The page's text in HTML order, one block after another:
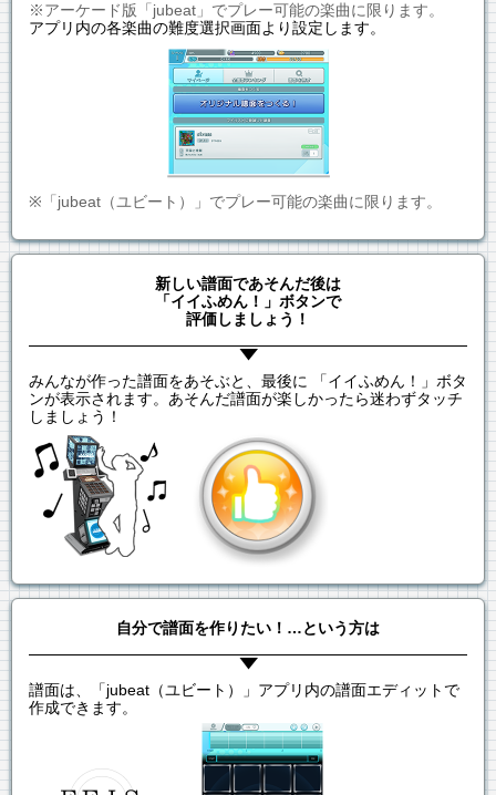
※アーケード版「jubeat」でプレー可能の楽曲に限ります。
アプリ内の各楽曲の難度選択画面より設定します。
※「jubeat（ユビート）」でプレー可能の楽曲に限ります。
新しい譜面であそんだ後は
「イイふめん！」ボタンで
評価しましょう！
みんなが作った譜面をあそぶと、最後に 「イイふめん！」ボタ
ンが表示されます。あそんだ譜面が楽しかったら迷わずタッチ
しましょう！
自分で譜面を作りたい！…という方は
譜面は、「jubeat（ユビート）」アプリ内の譜面エディットで
作成できます。